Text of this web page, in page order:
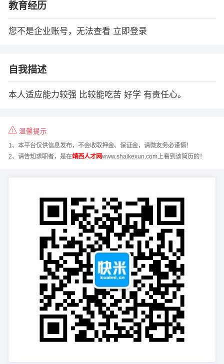
教育经历
您不是企业账号，无法查看 立即登录
自我描述
本人适应能力较强 比较能吃苦 好学 有责任心。
温馨提示
1、本平台仅供信息发布，不会收取押金、保证金，请微友务必谨慎！
2、请告知求职者，是在靖西人才网www.shaikexun.com上看到该简历的！